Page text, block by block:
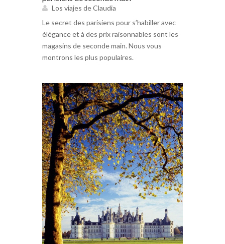
Los viajes de Claudia
Le secret des parisiens pour s’habiller avec
élégance et à des prix raisonnables sont les
magasins de seconde main. Nous vous
montrons les plus populaires.